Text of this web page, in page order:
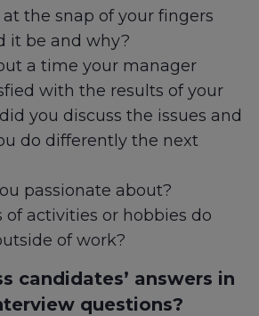
the snap of your fingers
it be and why?
a time your manager
with the results of your
you discuss the issues and
do differently the next
passionate about?
of activities or hobbies do
of work?
candidates’ answers in
questions?